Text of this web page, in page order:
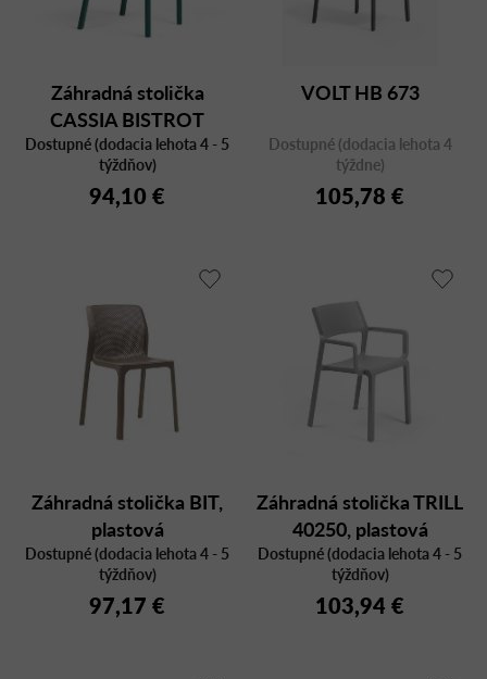
Záhradná stolička
CASSIA BISTROT
Dostupné (dodacia lehota 4 - 5
týždňov)
94,10 €
VOLT HB 673
Dostupné (dodacia lehota 4
týždne)
105,78 €
Záhradná stolička BIT,
plastová
Dostupné (dodacia lehota 4 - 5
týždňov)
97,17 €
Záhradná stolička TRILL
40250, plastová
Dostupné (dodacia lehota 4 - 5
týždňov)
103,94 €